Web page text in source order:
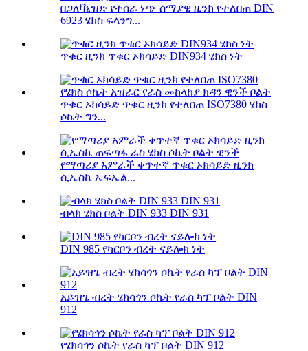
በጋለቫኒዝድ የተሰራ ነጭ ሰማያዊ ዚንክ የተለበጠ DIN
6923 ሄክስ ፍላንግ...
ጥቁር ዚንክ ጥቁር ኦክሳይድ DIN934 ሄክስ ነት
ጥቁር ኦክሳይድ ጥቁር ዚንክ የተለበጠ ISO7380 ሄክስ
ሶኬት ግን...
የማጣሪያ አምራች ቀጥተኛ ጥቁር ኦክሳይድ ዚንክ
ሲኤስኬ ኤፍኤል...
ብላክ ሄክስ ቦልት DIN 933 DIN 931
DIN 985 የካርቦን ብረት ናይሎክ ነት
አይዝጌ ብረት ሄክሳጎን ሶኬት የራስ ካፕ ቦልት DIN
912
የሄክሳጎን ሶኬት የራስ ካፕ ቦልት DIN 912